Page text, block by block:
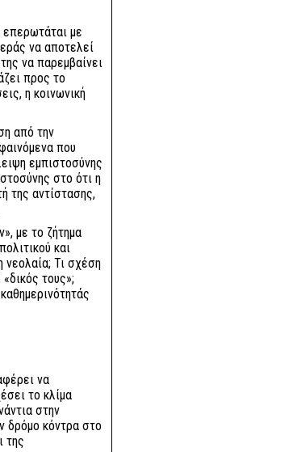
με
να αποτελεί
να παρεμβαίνει
προς το
η κοινωνική
από την
που
εμπιστοσύνης
στο ότι η
της αντίστασης,
με το ζήτημα
και
νεολαία; Τι σχέση
τους»;
να
το κλίμα
στην
δρόμο κόντρα στο
της